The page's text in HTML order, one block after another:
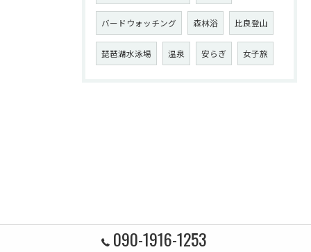
バードウォッチング 森林浴 比良登山
琵琶湖水泳場 温泉 安らぎ 女子旅
090-1916-1253